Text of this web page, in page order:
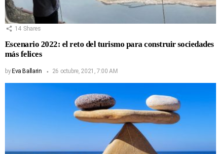
14 Shares
Escenario 2022: el reto del turismo para construir sociedades
más felices
by Eva Ballarin 26 octubre, 2021, 7:00 AM